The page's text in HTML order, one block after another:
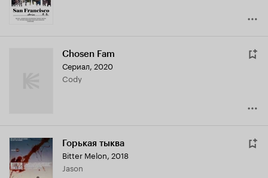
Chosen Fam
Сериал, 2020
Cody
Горькая тыква
Bitter Melon, 2018
Jason